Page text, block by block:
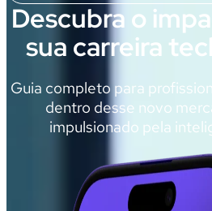
Descubra o
sua carreira
Guia completo para
dentro desse novo
impulsionado pela